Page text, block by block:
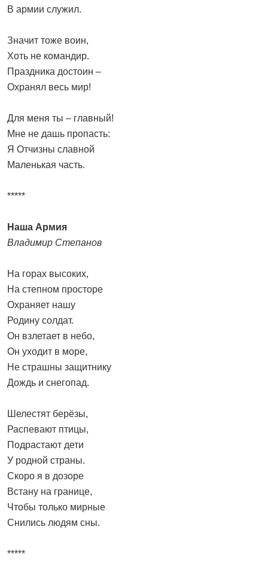
В армии служил.
Значит тоже воин,
Хоть не командир.
Праздника достоин –
Охранял весь мир!
Для меня ты – главный!
Мне не дашь пропасть:
Я Отчизны славной
Маленькая часть.
*****
Наша Армия
Владимир Степанов
На горах высоких,
На степном просторе
Охраняет нашу
Родину солдат.
Он взлетает в небо,
Он уходит в море,
Не страшны защитнику
Дождь и снегопад.
Шелестят берёзы,
Распевают птицы,
Подрастают дети
У родной страны.
Скоро я в дозоре
Встану на границе,
Чтобы только мирные
Снились людям сны.
*****